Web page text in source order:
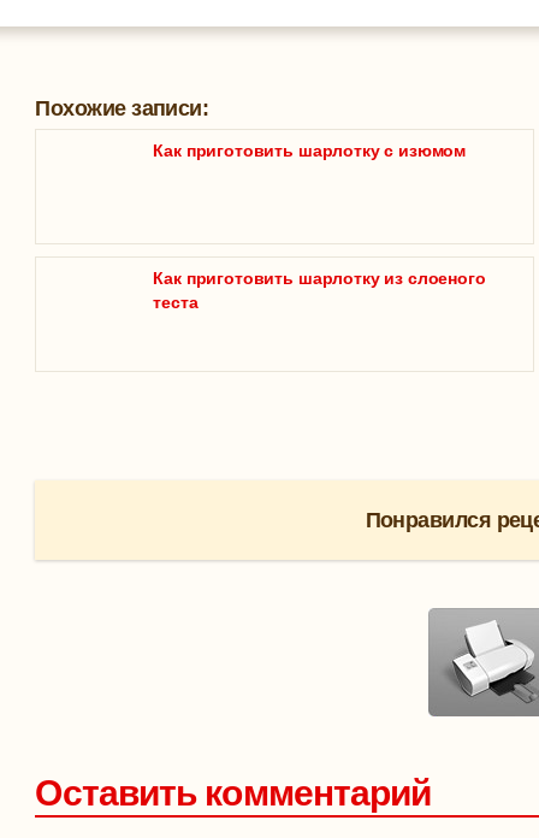
Похожие записи:
Как приготовить шарлотку с изюмом
Как приготовить шарлотку из слоеного
теста
Понравился
Оставить комментарий